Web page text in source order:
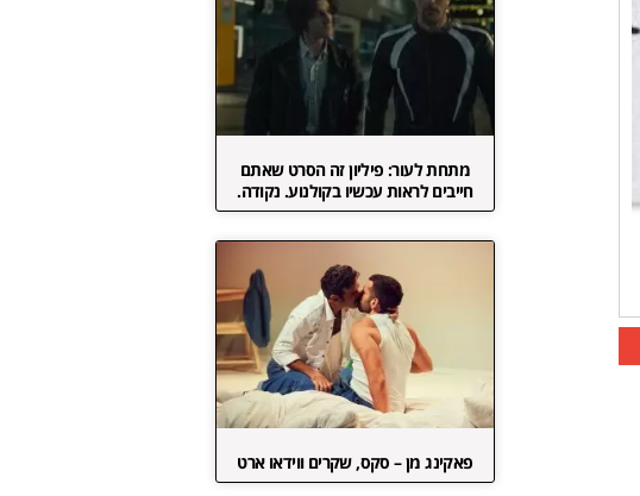
מתחת לעור: פיליון זה הסרט שאתם
חייבים לראות עכשיו בקולנוע. נקודה.
פאקינג מן – סקס, שקרים ווידאו ארט